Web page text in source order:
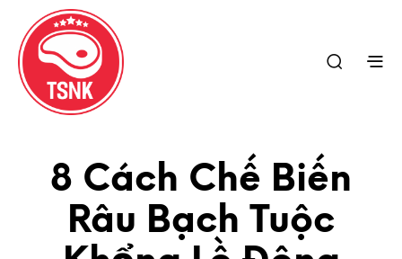
8 Cách Chế Biến
Râu Bạch Tuộc